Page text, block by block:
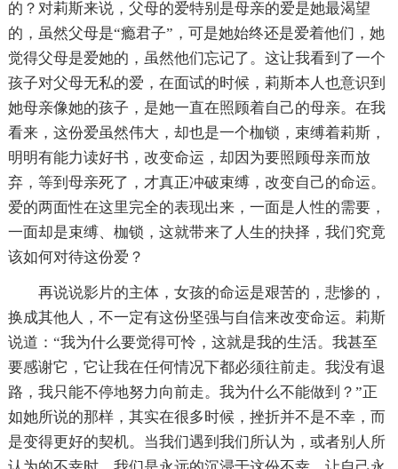
的？对莉斯来说，父母的爱特别是母亲的爱是她最渴望
的，虽然父母是“瘾君子”，可是她始终还是爱着他们，她
觉得父母是爱她的，虽然他们忘记了。这让我看到了一个
孩子对父母无私的爱，在面试的时候，莉斯本人也意识到
她母亲像她的孩子，是她一直在照顾着自己的母亲。在我
看来，这份爱虽然伟大，却也是一个枷锁，束缚着莉斯，
明明有能力读好书，改变命运，却因为要照顾母亲而放
弃，等到母亲死了，才真正冲破束缚，改变自己的命运。
爱的两面性在这里完全的表现出来，一面是人性的需要，
一面却是束缚、枷锁，这就带来了人生的抉择，我们究竟
该如何对待这份爱？
再说说影片的主体，女孩的命运是艰苦的，悲惨的，
换成其他人，不一定有这份坚强与自信来改变命运。莉斯
说道：“我为什么要觉得可怜，这就是我的生活。我甚至
要感谢它，它让我在任何情况下都必须往前走。我没有退
路，我只能不停地努力向前走。我为什么不能做到？”正
如她所说的那样，其实在很多时候，挫折并不是不幸，而
是变得更好的契机。当我们遇到我们所认为，或者别人所